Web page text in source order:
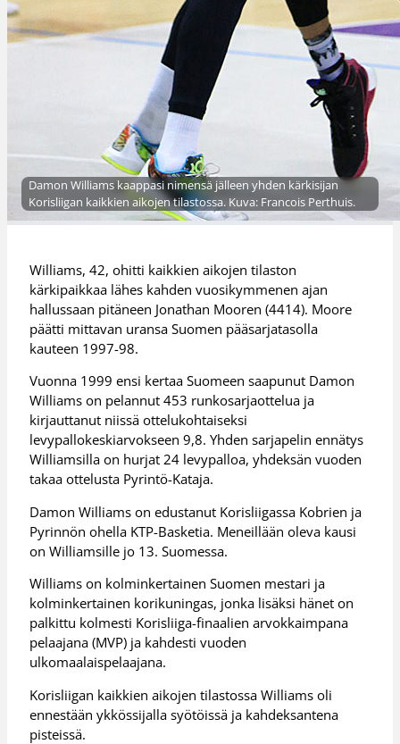
Damon Williams kaappasi nimensä jälleen yhden kärkisijan
Korisliigan kaikkien aikojen tilastossa. Kuva: Francois Perthuis.
Williams, 42, ohitti kaikkien aikojen tilaston
kärkipaikkaa lähes kahden vuosikymmenen ajan
hallussaan pitäneen Jonathan Mooren (4414). Moore
päätti mittavan uransa Suomen pääsarjatasolla
kauteen 1997-98.
Vuonna 1999 ensi kertaa Suomeen saapunut Damon
Williams on pelannut 453 runkosarjaottelua ja
kirjauttanut niissä ottelukohtaiseksi
levypallokeskiarvokseen 9,8. Yhden sarjapelin ennätys
Williamsilla on hurjat 24 levypalloa, yhdeksän vuoden
takaa ottelusta Pyrintö-Kataja.
Damon Williams on edustanut Korisliigassa Kobrien ja
Pyrinnön ohella KTP-Basketia. Meneillään oleva kausi
on Williamsille jo 13. Suomessa.
Williams on kolminkertainen Suomen mestari ja
kolminkertainen korikuningas, jonka lisäksi hänet on
palkittu kolmesti Korisliiga-finaalien arvokkaimpana
pelaajana (MVP) ja kahdesti vuoden
ulkomaalaispelaajana.
Korisliigan kaikkien aikojen tilastossa Williams oli
ennestään ykkössijalla syötöissä ja kahdeksantena
pisteissä.